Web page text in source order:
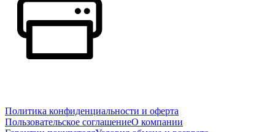
Политика конфиденциальности и оферта
Пользовательское соглашениеО компании